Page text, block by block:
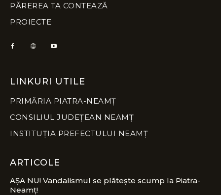
PĂREREA TA CONTEAZĂ
PROIECTE
LINKURI UTILE
PRIMĂRIA PIATRA-NEAMȚ
CONSILIUL JUDEȚEAN NEAMȚ
INSTITUȚIA PREFECTULUI NEAMȚ
ARTICOLE
AȘA NU! Vandalismul se plătește scump la Piatra-
Neamț!